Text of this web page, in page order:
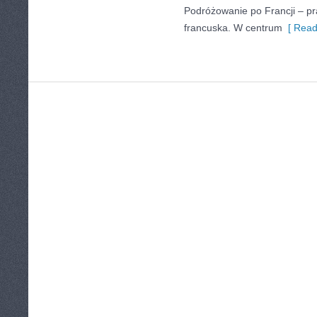
Podróżowanie po Francji –
francuska. W centrum [